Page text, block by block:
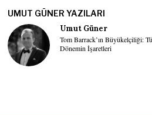
UMUT GÜNER YAZILARI
Umut Güner
Tom Barrack’ın Büyükelçiliği:
Dönemin İşaretleri